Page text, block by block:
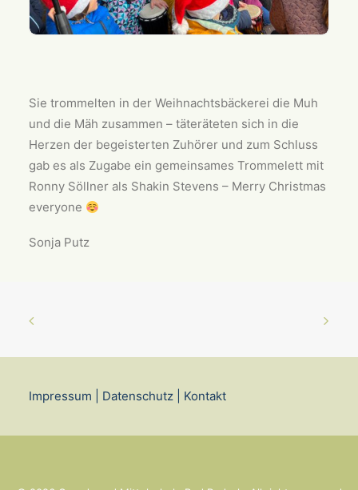
Sie trommelten in der Weihnachtsbäckerei die Muh
und die Mäh zusammen – täteräteten sich in die
Herzen der begeisterten Zuhörer und zum Schluss
gab es als Zugabe ein gemeinsames Trommelett mit
Ronny Söllner als Shakin Stevens – Merry Christmas
everyone
Sonja Putz
Impressum Datenschutz Kontakt